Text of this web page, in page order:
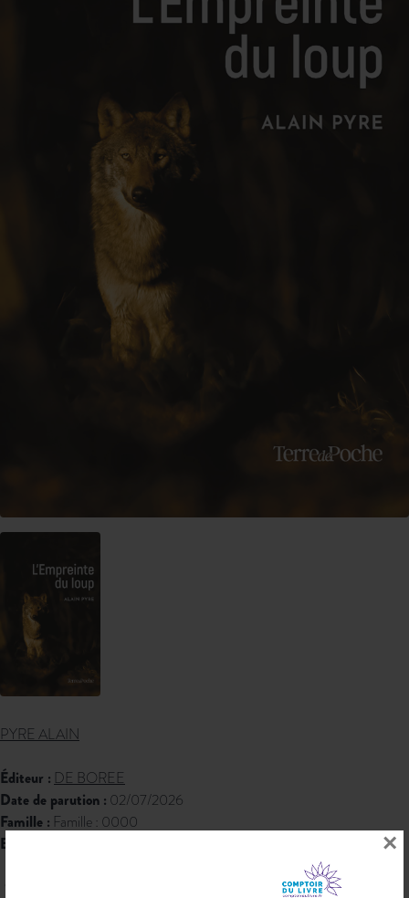
×
PYRE ALAIN
Éditeur : DE BOREE
Date de parution : 02/07/2026
Famille : Famille : 0000
EAN 13 :